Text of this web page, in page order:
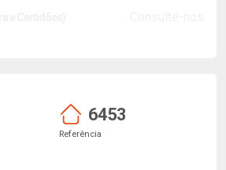
6453
Referência